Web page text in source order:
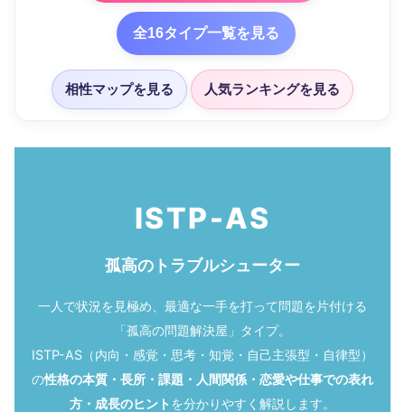
全16タイプ一覧を見る
相性マップを見る 人気ランキングを見る
ISTP-AS
孤高のトラブルシューター
一人で状況を見極め、最適な一手を打って問題を片付ける
「孤高の問題解決屋」タイプ。
ISTP-AS（内向・感覚・思考・知覚・自己主張型・自律型）
の性格の本質・長所・課題・人間関係・恋愛や仕事での表れ
方・成長のヒント を分かりやすく解説します。